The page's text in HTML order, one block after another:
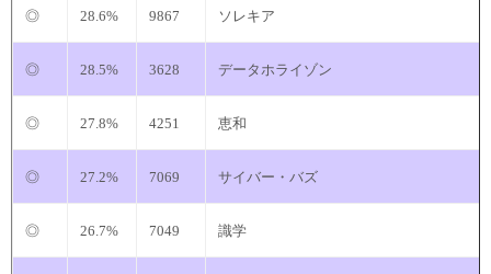
◎ 28.6% 9867 ソレキア
◎ 28.5% 3628 データホライゾン
◎ 27.8% 4251 恵和
◎ 27.2% 7069 サイバー・バズ
◎ 26.7% 7049 識学